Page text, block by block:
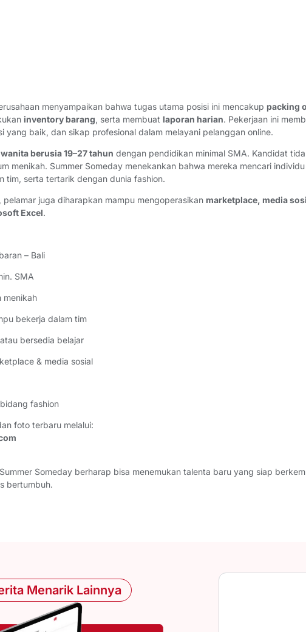
menyampaikan bahwa tugas utama posisi ini mencakup packing
inventory barang, serta membuat laporan harian. Pekerjaan ini
yang baik, dan sikap profesional dalam melayani pelanggan online.
wanita berusia 19–27 tahun dengan pendidikan minimal SMA. Kandidat
menikah. Summer Someday menekankan bahwa mereka mencari
tim, serta tertarik dengan dunia fashion.
pelamar juga diharapkan mampu mengoperasikan marketplace, media
Excel.
– Bali
SMA
menikah
bekerja dalam tim
bersedia belajar
& media sosial
fashion
foto terbaru melalui:
Someday berharap bisa menemukan talenta baru yang siap
bertumbuh.
Menarik Lainnya